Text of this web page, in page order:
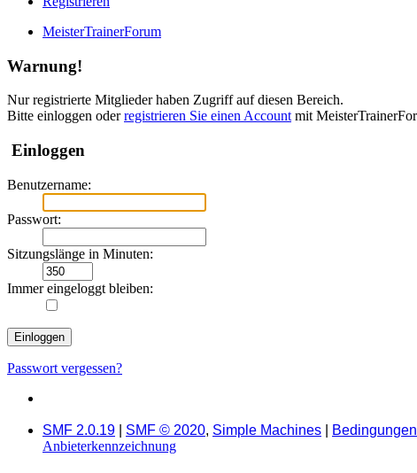
MeisterTrainerForum
Warnung!
Nur registrierte Mitglieder haben Zugriff auf diesen Bereich.
Bitte einloggen oderregistrieren Sie einen Account mit
Einloggen
Benutzername:
Passwort:
Sitzungslänge in Minuten:
Immer eingeloggt bleiben:
Passwort vergessen?
SMF 2.0.19
SMF © 2020, Simple Machines
Anbieterkennzeichnung